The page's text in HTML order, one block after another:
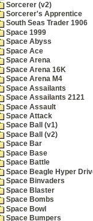
Sorcerer (v2)
Sorcerer's Apprentice
South Seas Trader 1906
Space 1999
Space Abyss
Space Ace
Space Arena
Space Arena 16K
Space Arena M4
Space Assailants
Space Assailants 2121
Space Assault
Space Attack
Space Ball (v1)
Space Ball (v2)
Space Bar
Space Base
Space Battle
Space Beagle Hyper
Space Binvaders
Space Blaster
Space Bombs
Space Bowl
Space Bumpers